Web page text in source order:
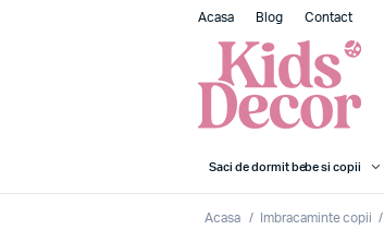
Acasa Blog Contact
Saci de dormit bebe si copii
Acasa / Imbracaminte copii /